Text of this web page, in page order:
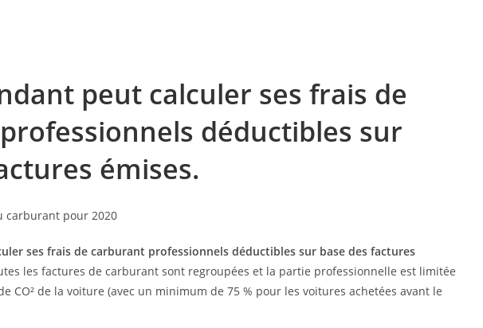
peut calculer ses frais de
déductibles sur
émises.
ses frais de carburant professionnels déductibles sur base des factures
les factures de carburant sont regroupées et la partie professionnelle est limitée
CO² de la voiture (avec un minimum de 75 % pour les voitures achetées avant le